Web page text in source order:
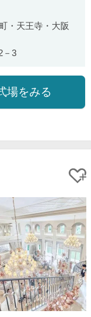
・天王寺・大阪
－3
場をみる